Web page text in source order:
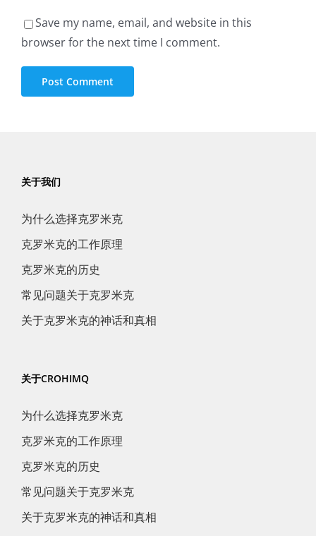
Save my name, email, and website in this
browser for the next time I comment.
关于我们
为什么选择克罗米克
克罗米克的工作原理
克罗米克的历史
常见问题关于克罗米克
关于克罗米克的神话和真相
关于CROHIMQ
为什么选择克罗米克
克罗米克的工作原理
克罗米克的历史
常见问题关于克罗米克
关于克罗米克的神话和真相